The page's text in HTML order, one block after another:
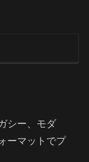
シー、モダ
ーマットでプ